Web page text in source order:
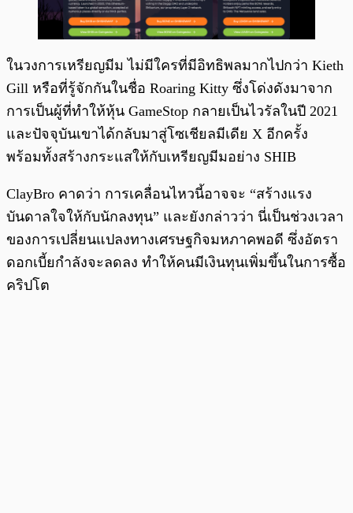
ในวงการเหรียญมีม ไม่มีใครที่มีอิทธิพลมากไปกว่า Kieth
Gill หรือที่รู้จักกันในชื่อ Roaring Kitty ซึ่งโด่งดังมาจาก
การเป็นผู้ที่ทำให้หุ้น GameStop กลายเป็นไวรัลในปี 2021
และปัจจุบันเขาได้กลับมาสู่โซเชียลมีเดีย X อีกครั้ง
พร้อมทั้งสร้างกระแสให้กับเหรียญมีมอย่าง SHIB
ClayBro คาดว่า การเคลื่อนไหวนี้อาจจะ “สร้างแรง
บันดาลใจให้กับนักลงทุน” และยังกล่าวว่า นี่เป็นช่วงเวลา
ของการเปลี่ยนแปลงทางเศรษฐกิจมหภาคพอดี ซึ่งอัตรา
ดอกเบี้ยกำลังจะลดลง ทำให้คนมีเงินทุนเพิ่มขึ้นในการซื้อ
คริปโต